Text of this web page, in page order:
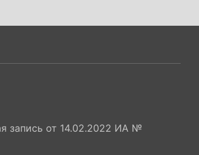
запись от 14.02.2022 ИА №